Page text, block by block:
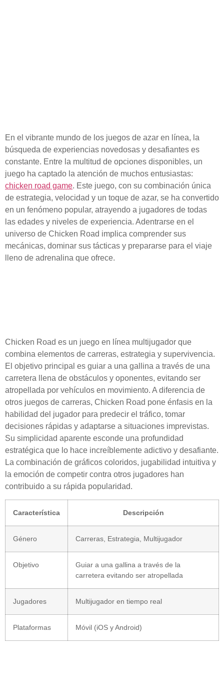
En el vibrante mundo de los juegos de azar en línea, la
búsqueda de experiencias novedosas y desafiantes es
constante. Entre la multitud de opciones disponibles, un
juego ha captado la atención de muchos entusiastas:
chicken road game. Este juego, con su combinación única
de estrategia, velocidad y un toque de azar, se ha convertido
en un fenómeno popular, atrayendo a jugadores de todas
las edades y niveles de experiencia. Adentrarse en el
universo de Chicken Road implica comprender sus
mecánicas, dominar sus tácticas y prepararse para el viaje
lleno de adrenalina que ofrece.
Chicken Road es un juego en línea multijugador que
combina elementos de carreras, estrategia y supervivencia.
El objetivo principal es guiar a una gallina a través de una
carretera llena de obstáculos y oponentes, evitando ser
atropellada por vehículos en movimiento. A diferencia de
otros juegos de carreras, Chicken Road pone énfasis en la
habilidad del jugador para predecir el tráfico, tomar
decisiones rápidas y adaptarse a situaciones imprevistas.
Su simplicidad aparente esconde una profundidad
estratégica que lo hace increíblemente adictivo y desafiante.
La combinación de gráficos coloridos, jugabilidad intuitiva y
la emoción de competir contra otros jugadores han
contribuido a su rápida popularidad.
Característica Descripción
Género Carreras, Estrategia, Multijugador
Objetivo
Guiar a una gallina a través de la
carretera evitando ser atropellada
Jugadores Multijugador en tiempo real
Plataformas Móvil (iOS y Android)